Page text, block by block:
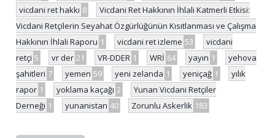
vicdani ret hakkı 8
Vicdani Ret Hakkının İhlali Katmerli Etkisi:
Vicdani Retçilerin Seyahat Özgürlüğünün Kısıtlanması ve Çalışma
Hakkının İhlali Raporu 1 vicdani ret izleme 53
vicdani
retçi 5 vr der 21 VR-DDER 1 WRİ 64 yayın 1
yehova
şahitleri 7 yemen 59 yeni zelanda 1 yeniçağ 1
yılık
rapor 1 yoklama kaçağı 2
Yunan Vicdani Retçiler
Derneği 1 yunanistan 40 Zorunlu Askerlik 183